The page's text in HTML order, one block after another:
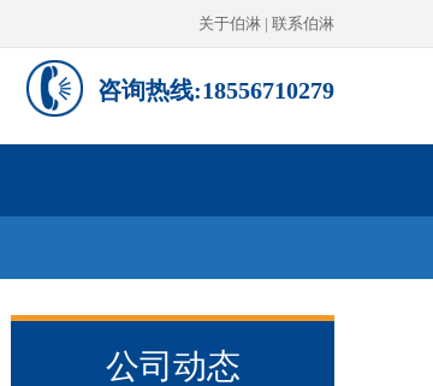
关于伯淋 | 联系伯淋
咨询热线:18556710279
公司动态